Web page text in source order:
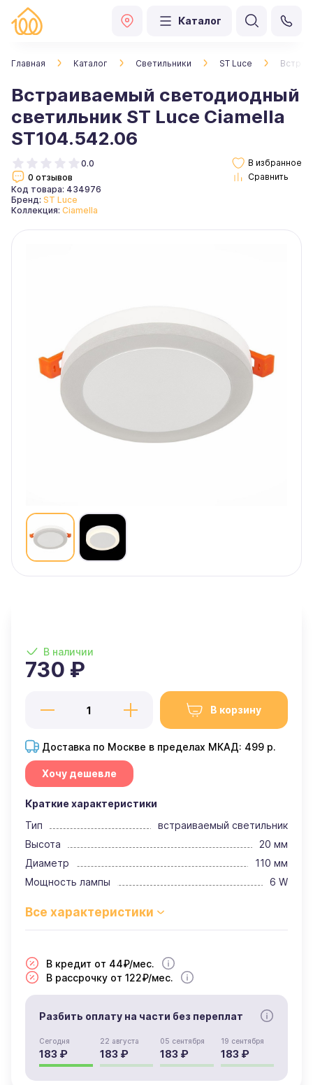
Каталог
Главная Каталог Светильники ST Luce
Встраиваемый светодиодный
светильник ST Luce Ciamella
ST104.542.06
0.0
0 отзывов
Код товара: 434976
Бренд: ST Luce
Коллекция: Ciamella
В наличии
730 ₽
В корзину
Доставка по Москве в пределах МКАД: 499 р.
Хочу дешевле
Краткие характеристики
Тип
встраиваемый светильник
Высота
20 мм
Диаметр
110 мм
Мощность лампы
6 W
В кредит от 44₽/мес.
В рассрочку от 122₽/мес.
Разбить оплату на части без переплат
Сегодня
183 ₽
22 августа
183 ₽
05 сентября
183 ₽
19 сентября
183 ₽